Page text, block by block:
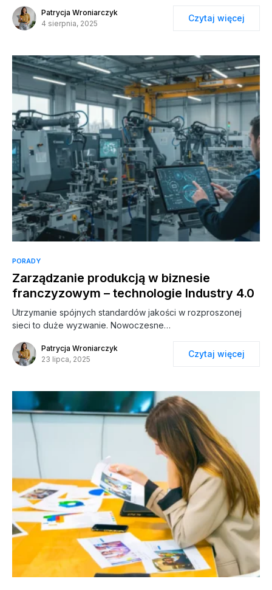
Patrycja Wroniarczyk
4 sierpnia, 2025
Czytaj więcej
PORADY
Zarządzanie produkcją w biznesie
franczyzowym – technologie Industry 4.0
Utrzymanie spójnych standardów jakości w rozproszonej
sieci to duże wyzwanie. Nowoczesne…
Patrycja Wroniarczyk
23 lipca, 2025
Czytaj więcej